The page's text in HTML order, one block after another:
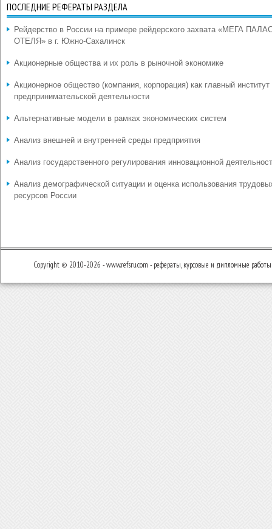
ПОСЛЕДНИЕ РЕФЕРАТЫ РАЗДЕЛА
Рейдерство в России на примере рейдерского захвата «МЕГА
ОТЕЛЯ» в г. Южно-Сахалинск
Акционерные общества и их роль в рыночной экономике
Акционерное общество (компания, корпорация) как главный институт
предпринимательской деятельности
Альтернативные модели в рамках экономических систем
Анализ внешней и внутренней среды предприятия
Анализ государственного регулирования инновационной
Анализ демографической ситуации и оценка использования
ресурсов России
Copyright © 2010-2026 - www.refsru.com - рефераты, курсовые и дипломные работы